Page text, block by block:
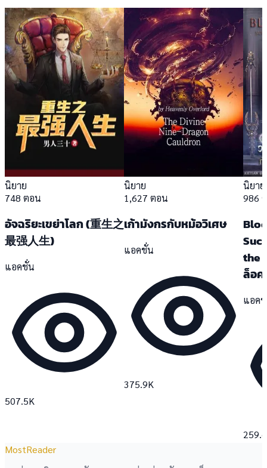
นิยาย
748 ตอน
อัจฉริยะเขย่าโลก (重生之
最强人生)
แอคชั่น
507.5K
นิยาย
1,627 ตอน
เก้ามังกรกับหม้อวิเศษ
แอคชั่น
375.9K
นิยาย
986
the
ล็อค
แอค
MostReader